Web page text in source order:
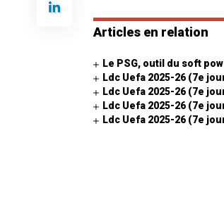
Articles en relation
Le PSG, outil du soft
Ldc Uefa 2025-26 (7e
Ldc Uefa 2025-26 (7e
Ldc Uefa 2025-26 (7e
Ldc Uefa 2025-26 (7e